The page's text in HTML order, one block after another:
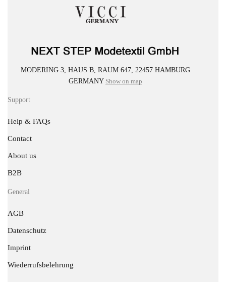
MODERING 3, HAUS B, RAUM 647, 22457 HAMBURG
GERMANY Show on map
Support
Help & FAQs
Contact
About us
B2B
General
AGB
Datenschutz
Imprint
Wiederrufsbelehrung